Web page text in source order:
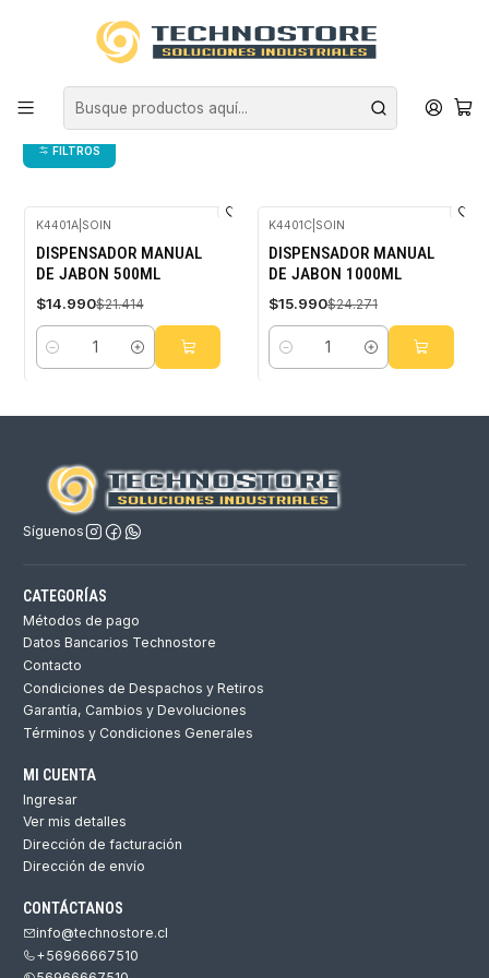
Inicio
DISPENSADORES DE JABÓN
DISPENSADORES DE JABÓN
FILTROS
-30%
OFF
K4401A| SOIN
DISPENSADOR MANUAL
DE JABON 500ML
$14.990$21.414
Cantidad
-34%
OFF
K4401C SOIN
DISPENSADOR MANUAL
DE JABON 1000ML
$15.990$24.271
Cantidad
Síguenos
CATEGORÍAS
Métodos de pago
Datos Bancarios Technostore
Contacto
Condiciones de Despachos y Retiros
Garantía, Cambios y Devoluciones
Términos y Condiciones Generales
MI CUENTA
Ingresar
Ver mis detalles
Dirección de facturación
Dirección de envío
CONTÁCTANOS
info@technostore.cl
+56966667510